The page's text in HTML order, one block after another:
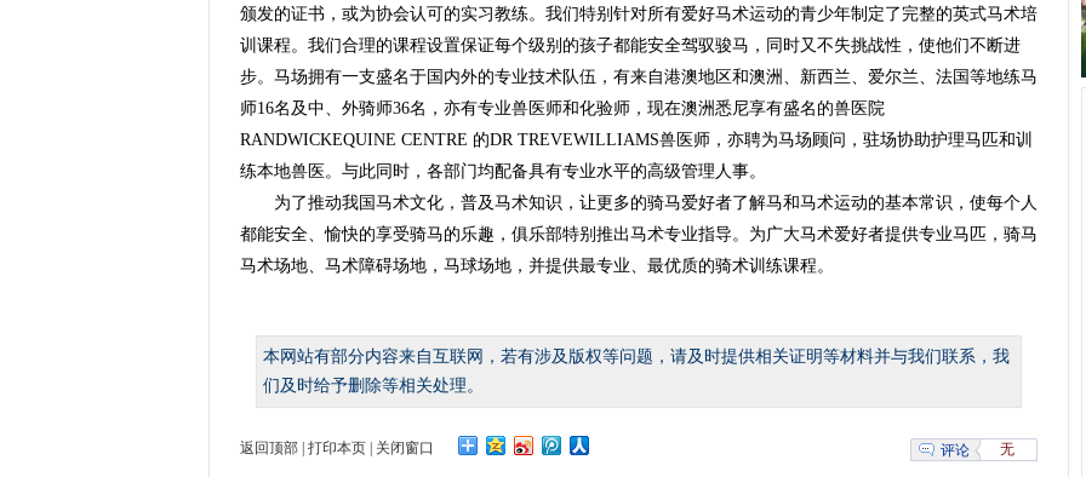
颁发的证书，或为协会认可的实习教练。我们特别针对所有爱好马术运动的青少年制定了完整的英式马术培
训课程。我们合理的课程设置保证每个级别的孩子都能安全驾驭骏马，同时又不失挑战性，使他们不断进
步。马场拥有一支盛名于国内外的专业技术队伍，有来自港澳地区和澳洲、新西兰、爱尔兰、法国等地练马
师16名及中、外骑师36名，亦有专业兽医师和化验师，现在澳洲悉尼享有盛名的兽医院
RANDWICKEQUINE CENTRE 的DR TREVEWILLIAMS兽医师，亦聘为马场顾问，驻场协助护理马匹和训
练本地兽医。与此同时，各部门均配备具有专业水平的高级管理人事。
为了推动我国马术文化，普及马术知识，让更多的骑马爱好者了解马和马术运动的基本常识，使每个人
都能安全、愉快的享受骑马的乐趣，俱乐部特别推出马术专业指导。为广大马术爱好者提供专业马匹，骑马
马术场地、马术障碍场地，马球场地，并提供最专业、最优质的骑术训练课程。
本网站有部分内容来自互联网，若有涉及版权等问题，请及时提供相关证明等材料并与我们联系，我
们及时给予删除等相关处理。
返回顶部 打印本页 关闭窗口 评论 无